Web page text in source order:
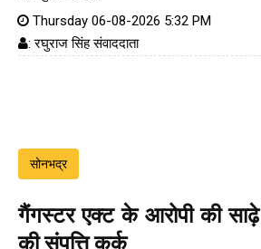
Thursday 06-08-2026 5:32 PM
: रघुराज सिंह संवाददाता
सोनभद्र
गैंगस्टर एक्ट के आरोपी की
की संपत्ति कुर्क